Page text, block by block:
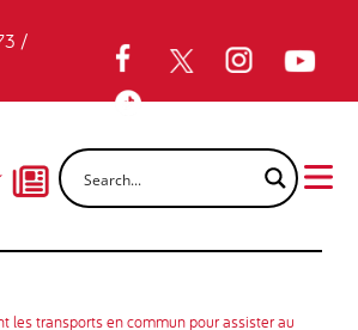
/
les transports en commun pour assister au